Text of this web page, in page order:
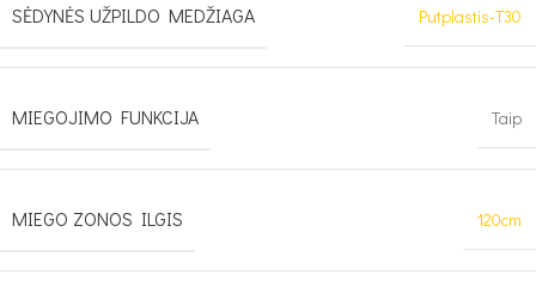
SĖDYNĖS UŽPILDO MEDŽIAGA Putplastis-T30
MIEGOJIMO FUNKCIJA Taip
MIEGO ZONOS ILGIS 120cm